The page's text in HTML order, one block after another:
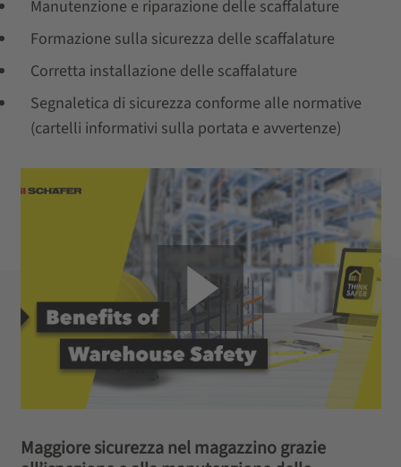
Manutenzione e riparazione delle scaffalature
Formazione sulla sicurezza delle scaffalature
Corretta installazione delle scaffalature
Segnaletica di sicurezza conforme alle normative
(cartelli informativi sulla portata e avvertenze)
Maggiore sicurezza nel magazzino grazie